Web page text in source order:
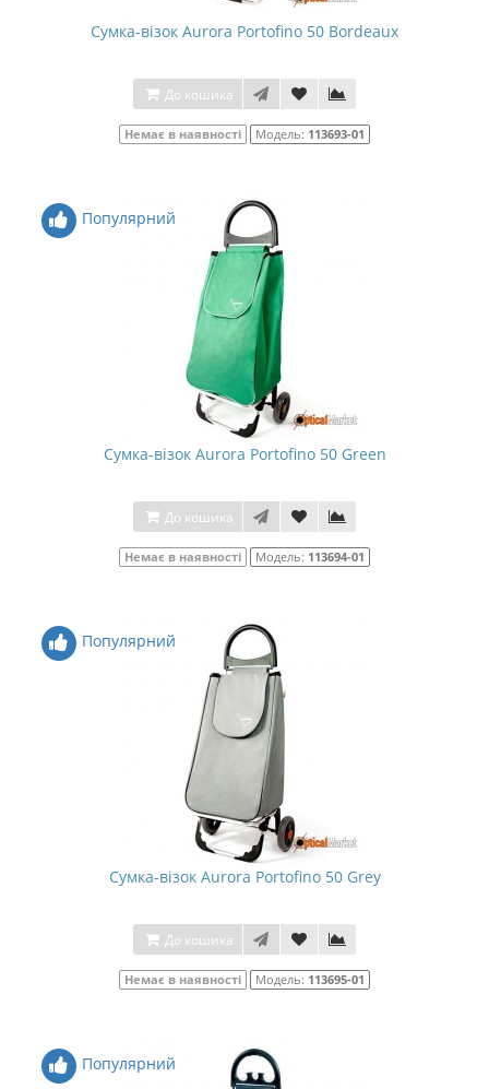
Сумка-візок Aurora Portofino 50 Bordeaux
До кошика
Немає в наявності Модель: 113693-01
Популярний
Сумка-візок Aurora Portofino 50 Green
До кошика
Немає в наявності Модель: 113694-01
Популярний
Сумка-візок Aurora Portofino 50 Grey
До кошика
Немає в наявності Модель: 113695-01
Популярний